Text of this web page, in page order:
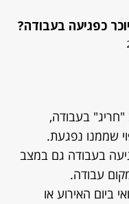
כפגיעה בעבודה?
"חריג" בעבודה,
שממנו נפגעת.
בעבודה גם במצב
עבודה.
ביום האירוע או